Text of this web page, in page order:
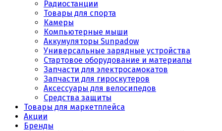
Радиостанции
Товары для спорта
Камеры
Компьютерные мыши
Аккумуляторы Sunpadow
Универсальные зарядные устройства
Стартовое оборудование и материалы
Запчасти для электросамокатов
Запчасти для гироскутеров
Аксессуары для велосипедов
Средства защиты
Товары для маркетплейса
Акции
Бренды